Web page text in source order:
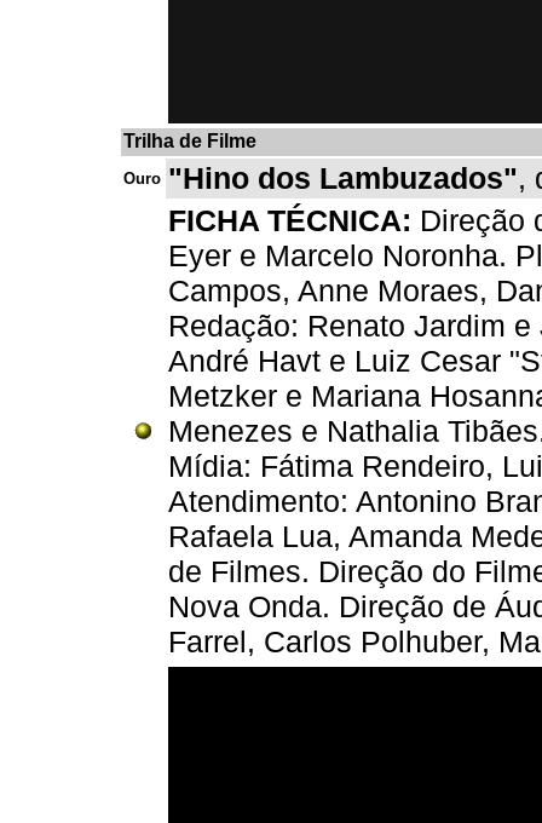
Trilha de Filme
Ouro "Hino dos Lambuzados",
FICHA TÉCNICA: Direção
Eyer e Marcelo Noronha.
Campos, Anne Moraes,
Redação: Renato Jardim
André Havt e Luiz Cesar
Metzker e Mariana
Menezes e Nathalia
Mídia: Fátima Rendeiro,
Atendimento: Antonino
Rafaela Lua, Amanda
de Filmes. Direção do
Nova Onda. Direção de
Farrel, Carlos Polhuber,